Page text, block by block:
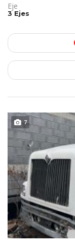
Eje
3 Ejes
7